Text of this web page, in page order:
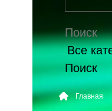
Поиск
Главная